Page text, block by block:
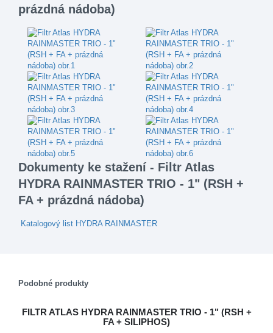
prázdná nádoba)
Dokumenty ke stažení - Filtr Atlas
HYDRA RAINMASTER TRIO - 1" (RSH +
FA + prázdná nádoba)
Katalogový list HYDRA RAINMASTER
Podobné produkty
FILTR ATLAS HYDRA RAINMASTER TRIO - 1" (RSH +
FA + SILIPHOS)